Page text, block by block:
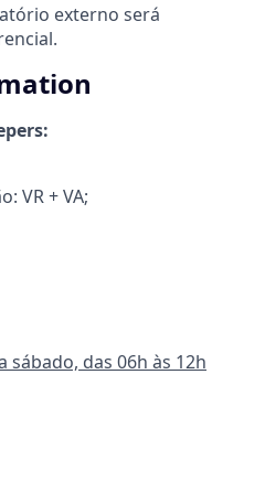
externo será
VR + VA;
sábado, das 06h às 12h